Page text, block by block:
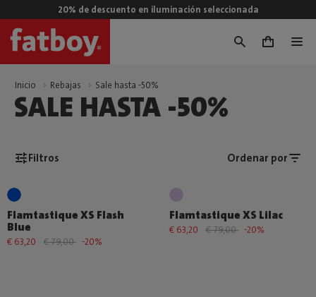
20% de descuento en iluminación seleccionada
0
Inicio Rebajas Sale hasta -50%
SALE HASTA -50%
Filtros Ordenar por
Flamtastique XS Flash
Blue
€ 63,20 € 79,00 -20%
Flamtastique XS Lilac
€ 63,20 € 79,00 -20%